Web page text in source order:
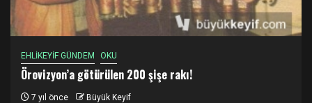
EHLİKEYİF GÜNDEM OKU
Örovizyon’a götürülen 200 şişe rakı!
7 yıl önce Büyük Keyif